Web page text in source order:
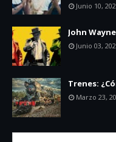
Junio 10,
John
Junio 03,
Trenes:
Marzo 23,